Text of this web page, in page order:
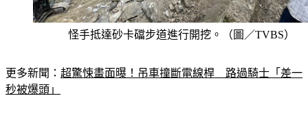
怪手抵達砂卡礑步道進行開挖。（圖／TVBS）
更多新聞： 超驚悚畫面曝！吊車撞斷電線桿　路過騎士「差一
秒被爆頭」